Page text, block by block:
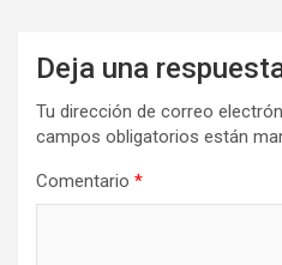
Deja una
Tu dirección de correo
campos obligatorios están
Comentario *